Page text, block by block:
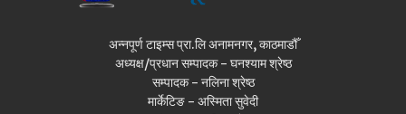
अन्नपूर्ण टाइम्स प्रा.लि अनामनगर, काठमाडौँ
अध्यक्ष/प्रधान सम्पादक - घनश्याम श्रेष्ठ
सम्पादक - नलिना श्रेष्ठ
मार्केटिङ - अस्मिता सुवेदी